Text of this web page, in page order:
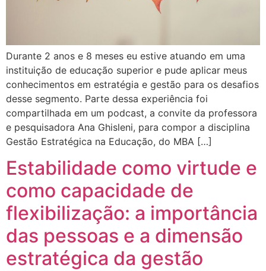
Durante 2 anos e 8 meses eu estive atuando em uma
instituição de educação superior e pude aplicar meus
conhecimentos em estratégia e gestão para os desafios
desse segmento. Parte dessa experiência foi
compartilhada em um podcast, a convite da professora
e pesquisadora Ana Ghisleni, para compor a disciplina
Gestão Estratégica na Educação, do MBA […]
Estabilidade como virtude e
como capacidade de
flexibilização: a importância
das pessoas e a dimensão
estratégica da gestão